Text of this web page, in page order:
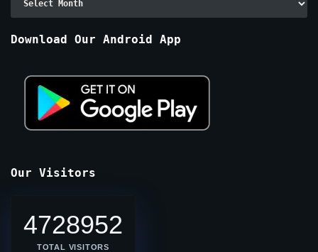
Download Our Android App
Our Visitors
4728952
TOTAL VISITORS